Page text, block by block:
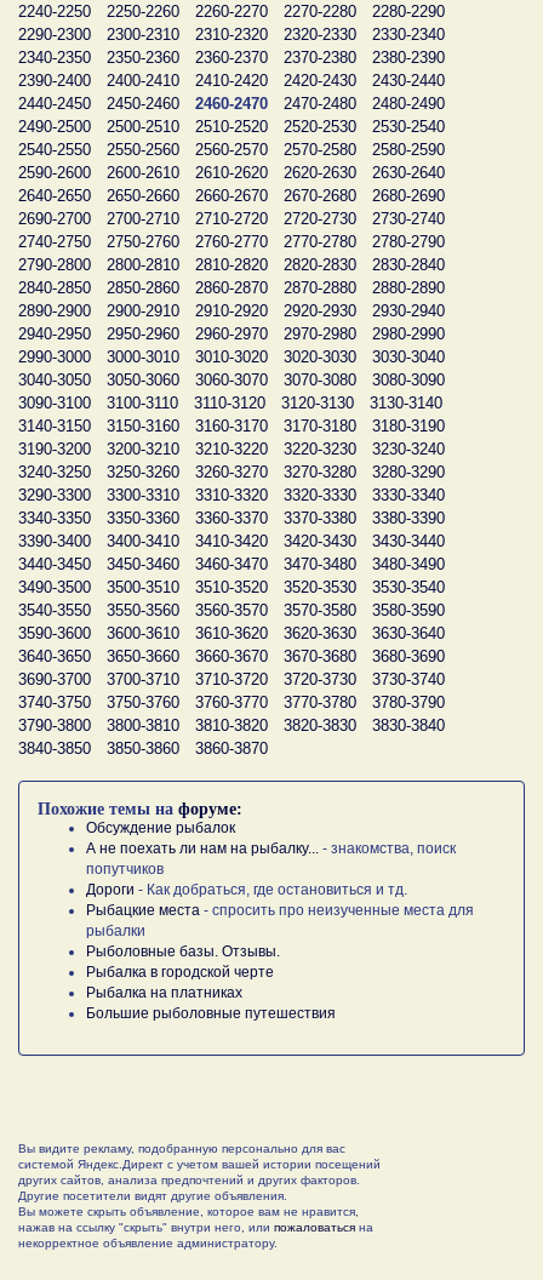
2240-2250
2250-2260 2260-2270 2270-2280
2280-2290
2290-2300
2300-2310 2310-2320 2320-2330
2330-2340
2340-2350
2350-2360 2360-2370 2370-2380
2380-2390
2390-2400
2400-2410 2410-2420 2420-2430
2430-2440
2440-2450
2450-2460 2460-2470 2470-2480
2480-2490
2490-2500
2500-2510 2510-2520 2520-2530
2530-2540
2540-2550
2550-2560 2560-2570 2570-2580
2580-2590
2590-2600
2600-2610 2610-2620 2620-2630
2630-2640
2640-2650
2650-2660 2660-2670 2670-2680
2680-2690
2690-2700
2700-2710 2710-2720 2720-2730
2730-2740
2740-2750
2750-2760 2760-2770 2770-2780
2780-2790
2790-2800
2800-2810 2810-2820 2820-2830
2830-2840
2840-2850
2850-2860 2860-2870 2870-2880
2880-2890
2890-2900
2900-2910 2910-2920 2920-2930
2930-2940
2940-2950
2950-2960 2960-2970 2970-2980
2980-2990
2990-3000
3000-3010 3010-3020 3020-3030
3030-3040
3040-3050
3050-3060 3060-3070 3070-3080
3080-3090
3090-3100
3100-3110 3110-3120 3120-3130
3130-3140
3140-3150
3150-3160 3160-3170 3170-3180
3180-3190
3190-3200
3200-3210 3210-3220 3220-3230
3230-3240
3240-3250
3250-3260 3260-3270 3270-3280
3280-3290
3290-3300
3300-3310 3310-3320 3320-3330
3330-3340
3340-3350
3350-3360 3360-3370 3370-3380
3380-3390
3390-3400
3400-3410 3410-3420 3420-3430
3430-3440
3440-3450
3450-3460 3460-3470 3470-3480
3480-3490
3490-3500
3500-3510 3510-3520 3520-3530
3530-3540
3540-3550
3550-3560 3560-3570 3570-3580
3580-3590
3590-3600
3600-3610 3610-3620 3620-3630
3630-3640
3640-3650
3650-3660 3660-3670 3670-3680
3680-3690
3690-3700
3700-3710 3710-3720 3720-3730
3730-3740
3740-3750
3750-3760 3760-3770 3770-3780
3780-3790
3790-3800
3800-3810 3810-3820 3820-3830
3830-3840
3840-3850
3850-3860 3860-3870
Похожие темы на форуме:
Обсуждение рыбалок
А не поехать ли нам на рыбалку...
- знакомства, поиск
попутчиков
Дороги - Как добраться, где остановиться и тд.
Рыбацкие места - спросить про неизученные места для
рыбалки
Рыболовные базы. Отзывы.
Рыбалка в городской черте
Рыбалка на платниках
Большие рыболовные путешествия
Вы видите рекламу, подобранную персонально для вас
системой Яндекс.Директ с учетом вашей истории посещений
других сайтов, анализа предпочтений и других факторов.
Другие посетители видят другие объявления.
Вы можете скрыть объявление, которое вам не нравится,
нажав на ссылку "скрыть" внутри него, или пожаловаться на
некорректное объявление администратору.